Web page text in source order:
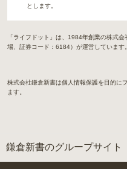
とします。
「ライフドット」は、1984年創業の株式
場、証券コード：6184）が運営しています。
株式会社鎌倉新書は個人情報保護を目的に
ます。
鎌倉新書のグループサイト